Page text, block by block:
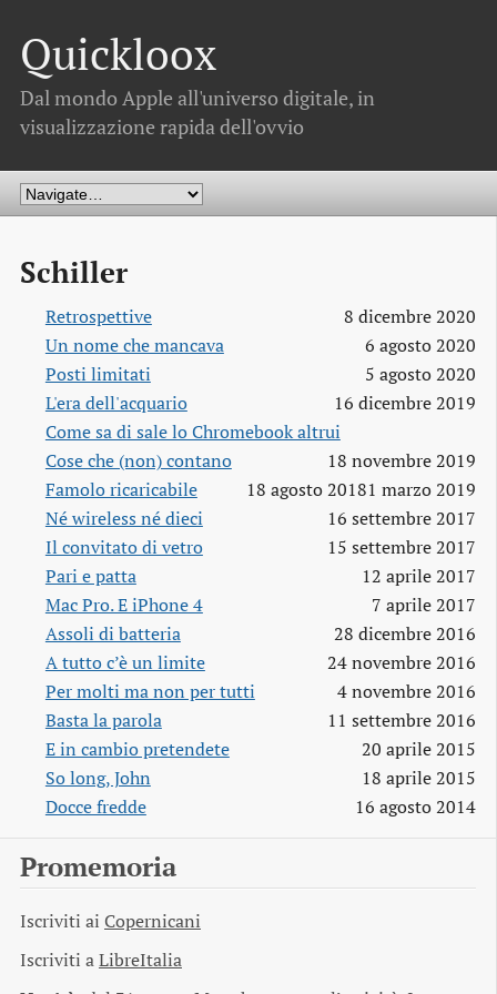
Quickloox
Dal mondo Apple all'universo digitale, in
visualizzazione rapida dell'ovvio
Schiller
Retrospettive
8 dicembre 2020
Un nome che mancava
6 agosto 2020
Posti limitati
5 agosto 2020
L'era dell'acquario
16 dicembre 2019
Come sa di sale lo Chromebook altrui
18 novembre 2019
Cose che (non) contano
1 marzo 2019
Famolo ricaricabile
18 agosto 2018
Né wireless né dieci
16 settembre 2017
Il convitato di vetro
15 settembre 2017
Pari e patta
12 aprile 2017
Mac Pro. E iPhone 4
7 aprile 2017
Assoli di batteria
28 dicembre 2016
A tutto c’è un limite
24 novembre 2016
Per molti ma non per tutti
4 novembre 2016
Basta la parola
11 settembre 2016
E in cambio pretendete
20 aprile 2015
So long, John
18 aprile 2015
Docce fredde
16 agosto 2014
Promemoria
Iscriviti ai Copernicani
Iscriviti aLibreItalia